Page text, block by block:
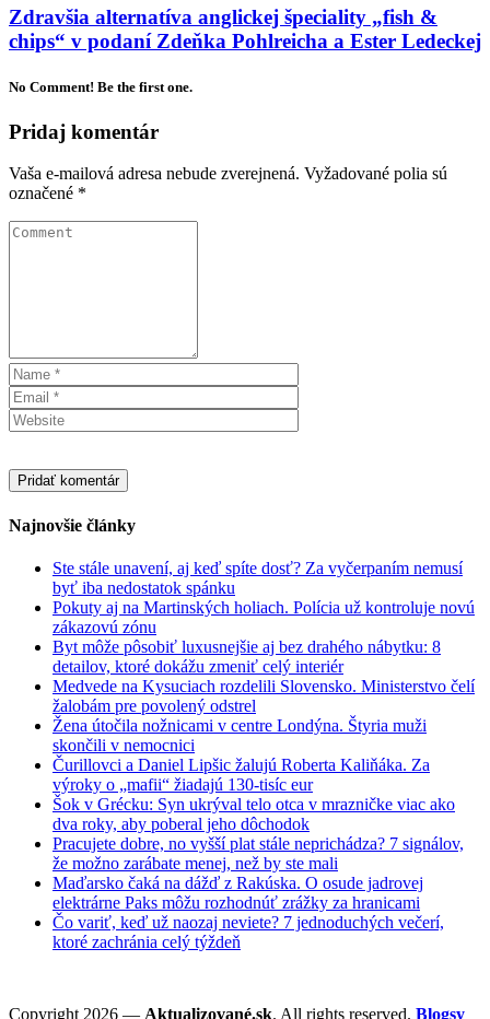
Zdravšia alternatíva anglickej špeciality „fish &
chips“ v podaní Zdeňka Pohlreicha a Ester Ledeckej
No Comment! Be the first one.
Pridaj komentár
Vaša e-mailová adresa nebude zverejnená. Vyžadované polia sú
označené *
Najnovšie články
Ste stále unavení, aj keď spíte dosť? Za vyčerpaním nemusí
byť iba nedostatok spánku
Pokuty aj na Martinských holiach. Polícia už kontroluje novú
zákazovú zónu
Byt môže pôsobiť luxusnejšie aj bez drahého nábytku: 8
detailov, ktoré dokážu zmeniť celý interiér
Medvede na Kysuciach rozdelili Slovensko. Ministerstvo čelí
žalobám pre povolený odstrel
Žena útočila nožnicami v centre Londýna. Štyria muži
skončili v nemocnici
Čurillovci a Daniel Lipšic žalujú Roberta Kaliňáka. Za
výroky o „mafii“ žiadajú 130-tisíc eur
Šok v Grécku: Syn ukrýval telo otca v mrazničke viac ako
dva roky, aby poberal jeho dôchodok
Pracujete dobre, no vyšší plat stále neprichádza? 7 signálov,
že možno zarábate menej, než by ste mali
Maďarsko čaká na dážď z Rakúska. O osude jadrovej
elektrárne Paks môžu rozhodnúť zrážky za hranicami
Čo variť, keď už naozaj neviete? 7 jednoduchých večerí,
ktoré zachránia celý týždeň
Copyright 2026 — Aktualizované.sk. All rights reserved. Blogsy